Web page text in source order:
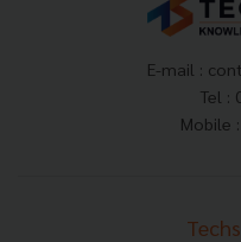
E-mail :
Tel :
Mobile